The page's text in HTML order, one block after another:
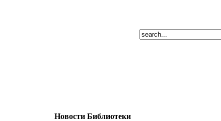
Новости Библиотеки